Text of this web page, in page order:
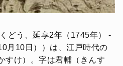
どう、延享2年（1745年） -
月10日））は、江戸時代の
すけ）。字は君輔（きんす